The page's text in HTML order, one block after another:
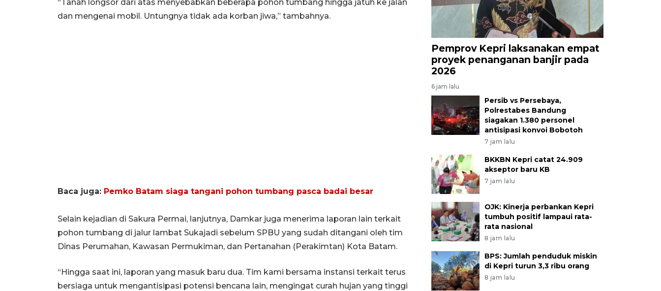
“Tanah longsor dari atas menyebabkan beberapa pohon tumbang hingga jatuh ke jalan
dan mengenai mobil. Untungnya tidak ada korban jiwa,” tambahnya.
Baca juga: Pemko Batam siaga tangani pohon tumbang pasca badai besar
Selain kejadian di Sakura Permai, lanjutnya, Damkar juga menerima laporan lain terkait
pohon tumbang di jalur lambat Sukajadi sebelum SPBU yang sudah ditangani oleh tim
Dinas Perumahan, Kawasan Permukiman, dan Pertanahan (Perakimtan) Kota Batam.
“Hingga saat ini, laporan yang masuk baru dua. Tim kami bersama instansi terkait terus
bersiaga untuk mengantisipasi potensi bencana lain, mengingat curah hujan yang tinggi
Pemprov Kepri laksanakan empat
proyek penanganan banjir pada
2026
6 jam lalu
Persib vs Persebaya,
Polrestabes Bandung
siagakan 1.380 personel
antisipasi konvoi Bobotoh
7 jam lalu
BKKBN Kepri catat 24.909
akseptor baru KB
7 jam lalu
OJK: Kinerja perbankan Kepri
tumbuh positif lampaui rata-
rata nasional
8 jam lalu
BPS: Jumlah penduduk miskin
di Kepri turun 3,3 ribu orang
8 jam lalu